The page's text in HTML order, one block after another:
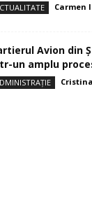
Carmen
Avion din
un amplu